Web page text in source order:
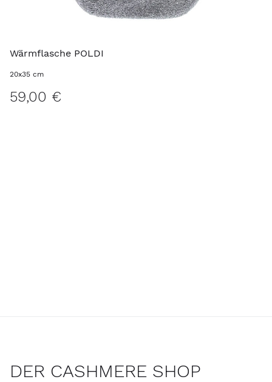
Wärmflasche POLDI
20x35 cm
59,00 €
DER CASHMERE SHOP